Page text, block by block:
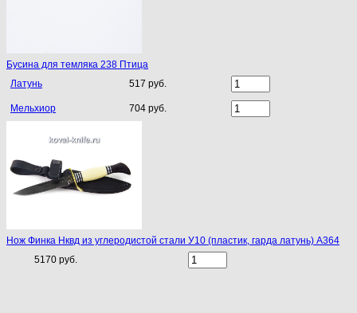
Бусина для темляка 238 Птица
Латунь
517 руб.
Мельхиор 704 руб.
Нож Финка Нквд из углеродистой стали У10 (пластик, гарда латунь) A364
5170 руб.